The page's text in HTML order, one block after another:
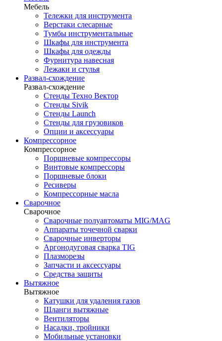
Мебель
Тележки для инструмента
Верстаки слесарные
Тумбы инструментальные
Шкафы для инструмента
Шкафы для одежды
Фурнитура навесная
Лежаки и стулья
Развал-схождение
Развал-схождение
Стенды Техно Вектор
Стенды Sivik
Стенды Launch
Стенды для грузовиков
Опции и аксессуары
Компрессорное
Компрессорное
Поршневые компрессоры
Винтовые компрессоры
Поршневые блоки
Ресиверы
Компрессорные масла
Сварочное
Сварочное
Сварочные полуавтоматы MIG/MAG
Аппараты точечной сварки
Сварочные инверторы
Аргонодуговая сварка TIG
Плазморезы
Запчасти и аксессуары
Средства защиты
Вытяжное
Вытяжное
Катушки для удаления газов
Шланги вытяжные
Вентиляторы
Насадки, тройники
Мобильные установки